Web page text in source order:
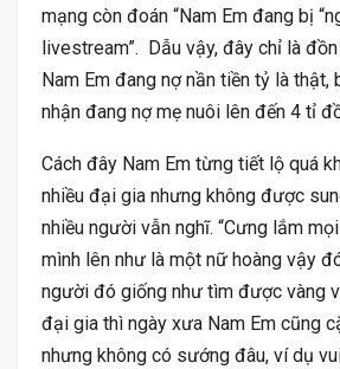
mạng còn đoán “Nam Em đang bị
livestream”. Dẫu vậy, đây chỉ là
Nam Em đang nợ nần tiền tỷ là thật,
nhận đang nợ mẹ nuôi lên đến 4 tỉ
Cách đây Nam Em từng tiết lộ quá
nhiều đại gia nhưng không được
nhiều người vẫn nghĩ. “Cưng lắm
mình lên như là một nữ hoàng vậy
người đó giống như tìm được vàng
đại gia thì ngày xưa Nam Em cũng
nhưng không có sướng đâu, ví dụ